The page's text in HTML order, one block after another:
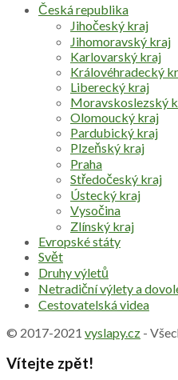
Česká republika
Jihočeský kraj
Jihomoravský kraj
Karlovarský kraj
Královéhradecký
Liberecký kraj
Moravskoslezský
Olomoucký kraj
Pardubický kraj
Plzeňský kraj
Praha
Středočeský kraj
Ústecký kraj
Vysočina
Zlínský kraj
Evropské státy
Svět
Druhy výletů
Netradiční výlety a
Cestovatelská videa
© 2017-2021 vyslapy.cz -
Vítejte zpět!